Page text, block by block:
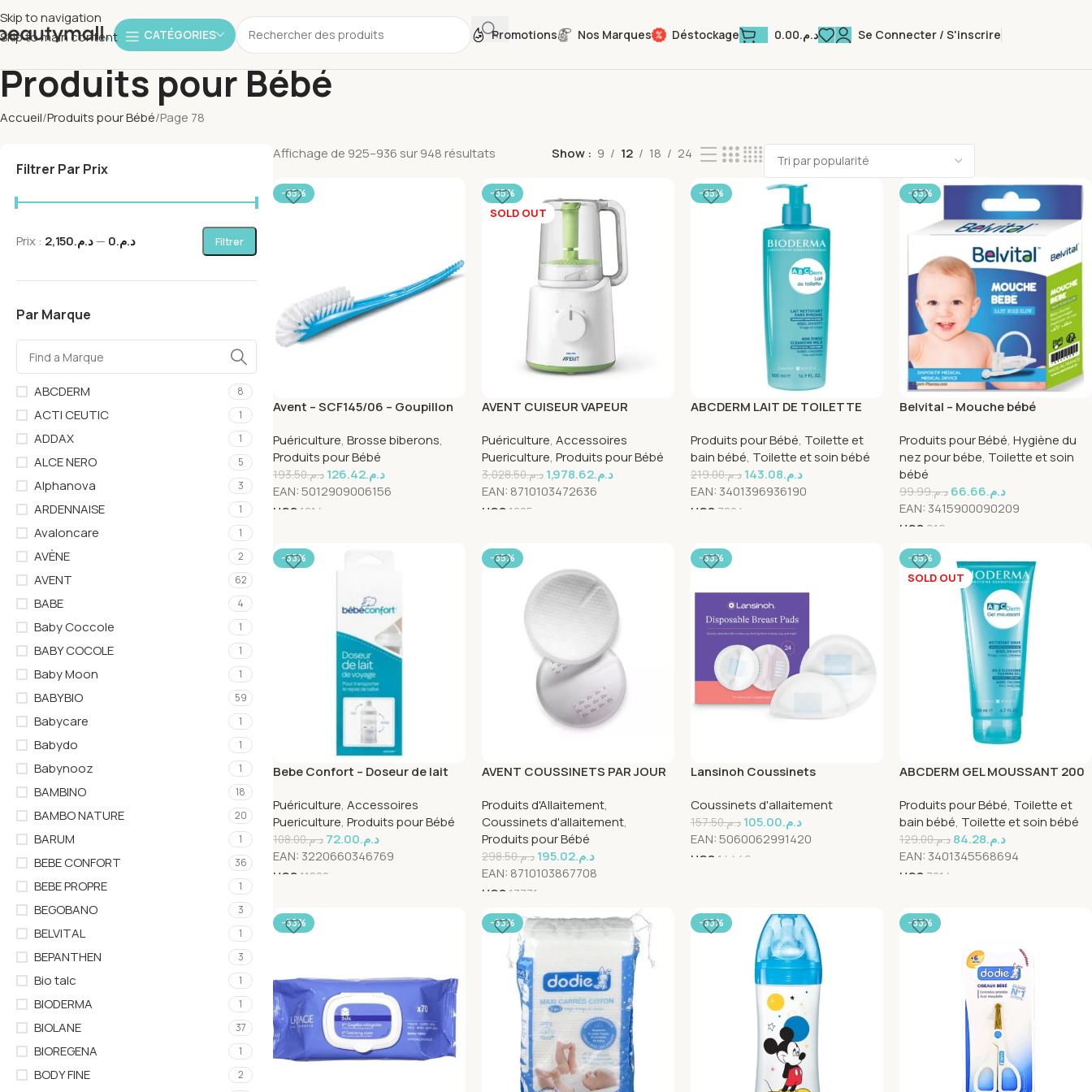
Skip to navigation
Skip to main content
CATÉGORIES Promotions Nos Marques Déstockage د.م.0.00 Se Connecter / S'inscrire
Produits pour Bébé
Accueil Produits pour Bébé Page 78
Filtrer Par Prix
Filtrer
Prix : د.م.0 —د.م.2,150
Par Marque
ABCDERM 8
ACTI CEUTIC 1
ADDAX 1
ALCE NERO 5
Alphanova 3
ARDENNAISE 1
Avaloncare 1
AVÈNE 2
AVENT 62
BABE 4
Baby Coccole 1
BABY COCOLE 1
Baby Moon 1
BABYBIO 59
Babycare 1
Babydo 1
Babynooz 1
BAMBINO 18
BAMBO NATURE 20
BARUM 1
BEBE CONFORT 36
BEBE PROPRE 1
BEGOBANO 3
BELVITAL 1
BEPANTHEN 3
Bio talc 1
BIODERMA 1
BIOLANE 37
BIOREGENA 1
BODY FINE 2
Affichage de 925–936 sur 948 résultats Show 9 12 18 24
-35%
Avent – SCF145/06 – Goupillon
Puériculture, Brosse biberons,
Produits pour Bébé
د.م.193.50 د.م.126.42
EAN:5012909006156
UGS 1814
-35%
SOLD OUT
AVENT CUISEUR VAPEUR
Puériculture, Accessoires
Puericulture, Produits pour Bébé
د.م.3,028.50 د.م.1,978.62
EAN: 8710103472636
UGS 1805
-35%
ABCDERM LAIT DE TOILETTE
Produits pour Bébé, Toilette et
bain bébé, Toilette et soin bébé
د.م.219.00 د.م.143.08
EAN: 3401396936190
UGS 7804
-33%
Belvital – Mouche bébé
Produits pour Bébé, Hygiène du
nez pour bébe, Toilette et soin
bébé
د.م.99.99 د.م.66.66
EAN: 3415900090209
UGS 919
-33%
Bebe Confort – Doseur de lait
Puériculture, Accessoires
Puericulture, Produits pour Bébé
د.م.108.00 د.م.72.00
EAN: 3220660346769
UGS 11882
-35%
AVENT COUSSINETS PAR JOUR
Produits d'Allaitement,
Coussinets d'allaitement,
Produits pour Bébé
د.م.298.50 د.م.195.02
EAN: 8710103867708
UGS 13731
-33%
Lansinoh Coussinets
24 unités
Coussinets d'allaitement
د.م.157.50 د.م.105.00
EAN:5060062991420
UGS 14446
-35%
SOLD OUT
ABCDERM GEL MOUSSANT 200
Produits pour Bébé, Toilette et
bain bébé, Toilette et soin bébé
د.م.129.00 د.م.84.28
EAN: 3401345568694
UGS 7814
-33% -33% -33% -33%